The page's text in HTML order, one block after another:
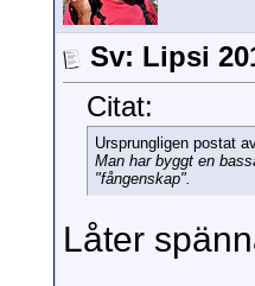
Sv: Lipsi
Citat:
Ursprungligen postat
Man har byggt en
"fångenskap".
Låter